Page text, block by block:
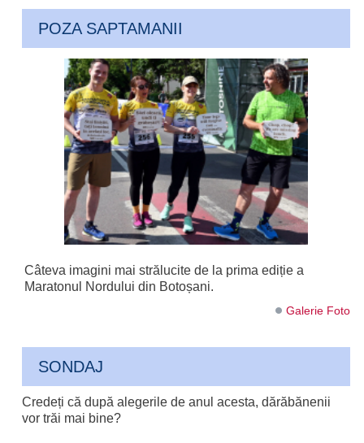
POZA SAPTAMANII
Câteva imagini mai strălucite de la prima ediție a
Maratonul Nordului din Botoșani.
Galerie Foto
SONDAJ
Credeți că după alegerile de anul acesta, dărăbănenii
vor trăi mai bine?